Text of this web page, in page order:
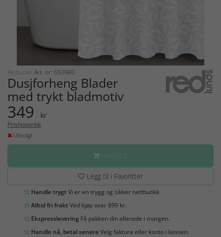
Redlunds Art. nr: 553980
Dusjforheng Blader
med trykt bladmotiv
349 kr
Prishistorikk
Utsolgt
HANDLE
Legg til i Favoritter
Handle trygtVi er en trygg og sikker nettbutikk.
Alltid fri fraktVed kjøp over 899 kr.
Ekspresslevering Få pakken din allerede i morgen.
Handle nå, betal senereVelg faktura eller konto i kassen.